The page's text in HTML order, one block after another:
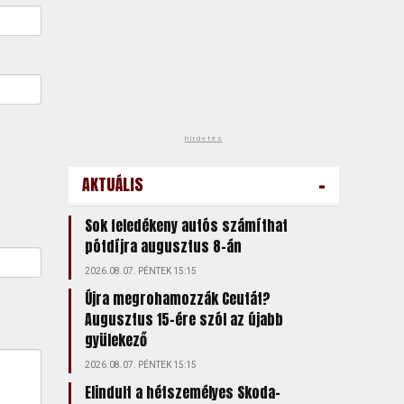
hirdetés
AKTUÁLIS -
Sok feledékeny autós számíthat
pótdíjra augusztus 8-án
2026.08.07. PÉNTEK 15:15
Újra megrohamozzák Ceutát?
Augusztus 15-ére szól az újabb
gyülekező
2026.08.07. PÉNTEK 15:15
Elindult a hétszemélyes Skoda-